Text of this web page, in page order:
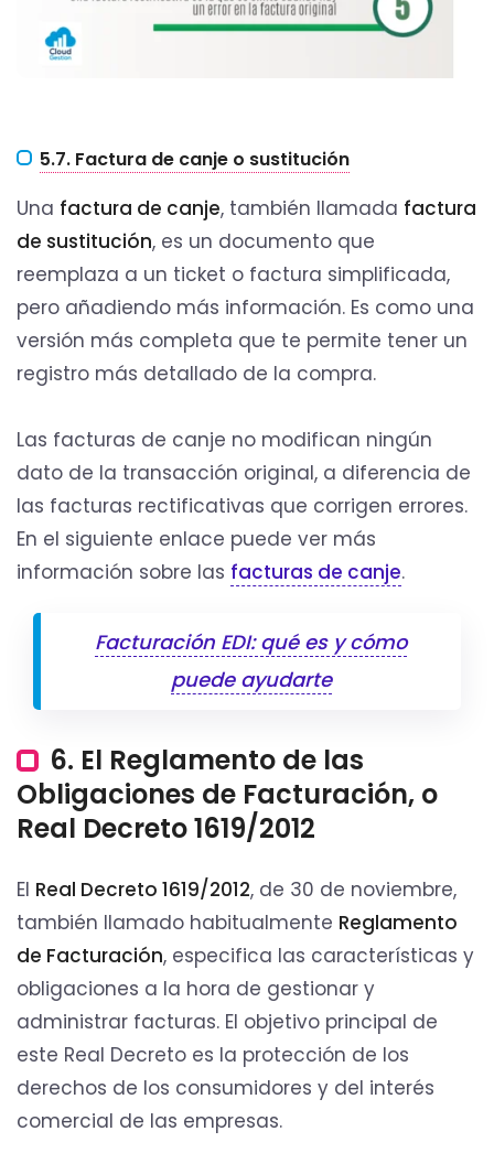
5.7. Factura de canje o sustitución
Una factura de canje, también llamada factura
de sustitución, es un documento que
reemplaza a un ticket o factura simplificada,
pero añadiendo más información. Es como una
versión más completa que te permite tener un
registro más detallado de la compra.
Las facturas de canje no modifican ningún
dato de la transacción original, a diferencia de
las facturas rectificativas que corrigen errores.
En el siguiente enlace puede ver más
información sobre las facturas de canje.
Facturación EDI: qué es y cómo
puede ayudarte
6. El Reglamento de las
Obligaciones de Facturación, o
Real Decreto 1619/2012
El Real Decreto 1619/2012, de 30 de noviembre,
también llamado habitualmente Reglamento
de Facturación, especifica las características y
obligaciones a la hora de gestionar y
administrar facturas. El objetivo principal de
este Real Decreto es la protección de los
derechos de los consumidores y del interés
comercial de las empresas.